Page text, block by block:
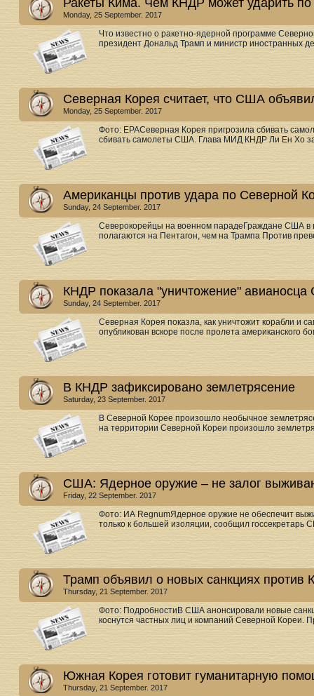
Ракеты Кима. Чем КНДР может ударить
Monday, 25 September. 2017
Что известно о ракетно-ядерной программе
президент Дональд Трамп и министр иностранных
Северная Корея считает, что США
Monday, 25 September. 2017
Фото: EPAСеверная Корея пригрозила сбивать
сбивать самолеты США. Глава МИД КНДР Ли Ен Хо
Американцы против удара по Северной
Sunday, 24 September. 2017
Северокорейцы на военном парадеГраждане США
полагаются на Пентагон, чем на Трампа Против
КНДР показала "уничтожение"
Sunday, 24 September. 2017
Северная Корея показла, как уничтожит корабли и
опубликован вскоре после пролета американского
В КНДР зафиксировано землетрясение
Saturday, 23 September. 2017
В Северной Корее произошло необычное
на территории Северной Кореи произошло
США: Ядерное оружие – не залог
Friday, 22 September. 2017
Фото: ИА RegnumЯдерное оружие не обеспечит
только к большей изоляции, сообщил госсекретарь
Трамп объявил о новых санкциях против
Thursday, 21 September. 2017
Фото: ПодробностиВ США анонсировали новые
коснутся частных лиц и компаний Северной Кореи.
Южная Корея готовит гуманитарную
Thursday, 21 September. 2017